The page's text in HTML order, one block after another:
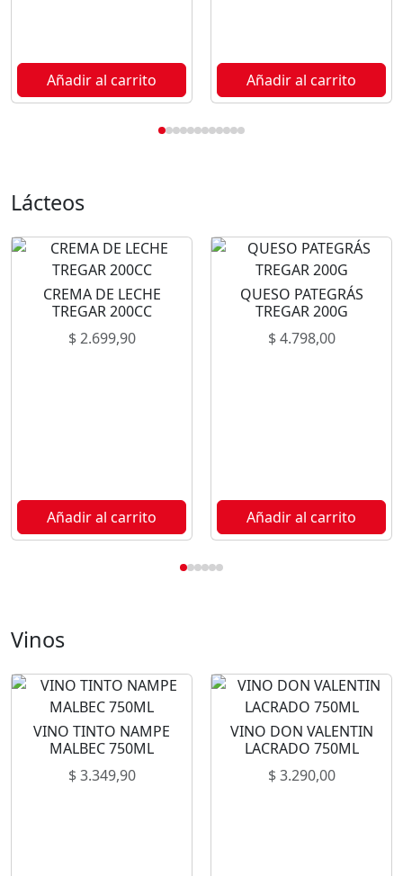
Añadir al carrito Añadir al carrito
Lácteos
CREMA DE LECHE
TREGAR 200CC
$2.699,90
Añadir al carrito
QUESO PATEGRÁS
TREGAR 200G
$4.798,00
Añadir al carrito
Vinos
VINO TINTO NAMPE
MALBEC 750ML
$3.349,90
VINO DON VALENTIN
LACRADO 750ML
$3.290,00